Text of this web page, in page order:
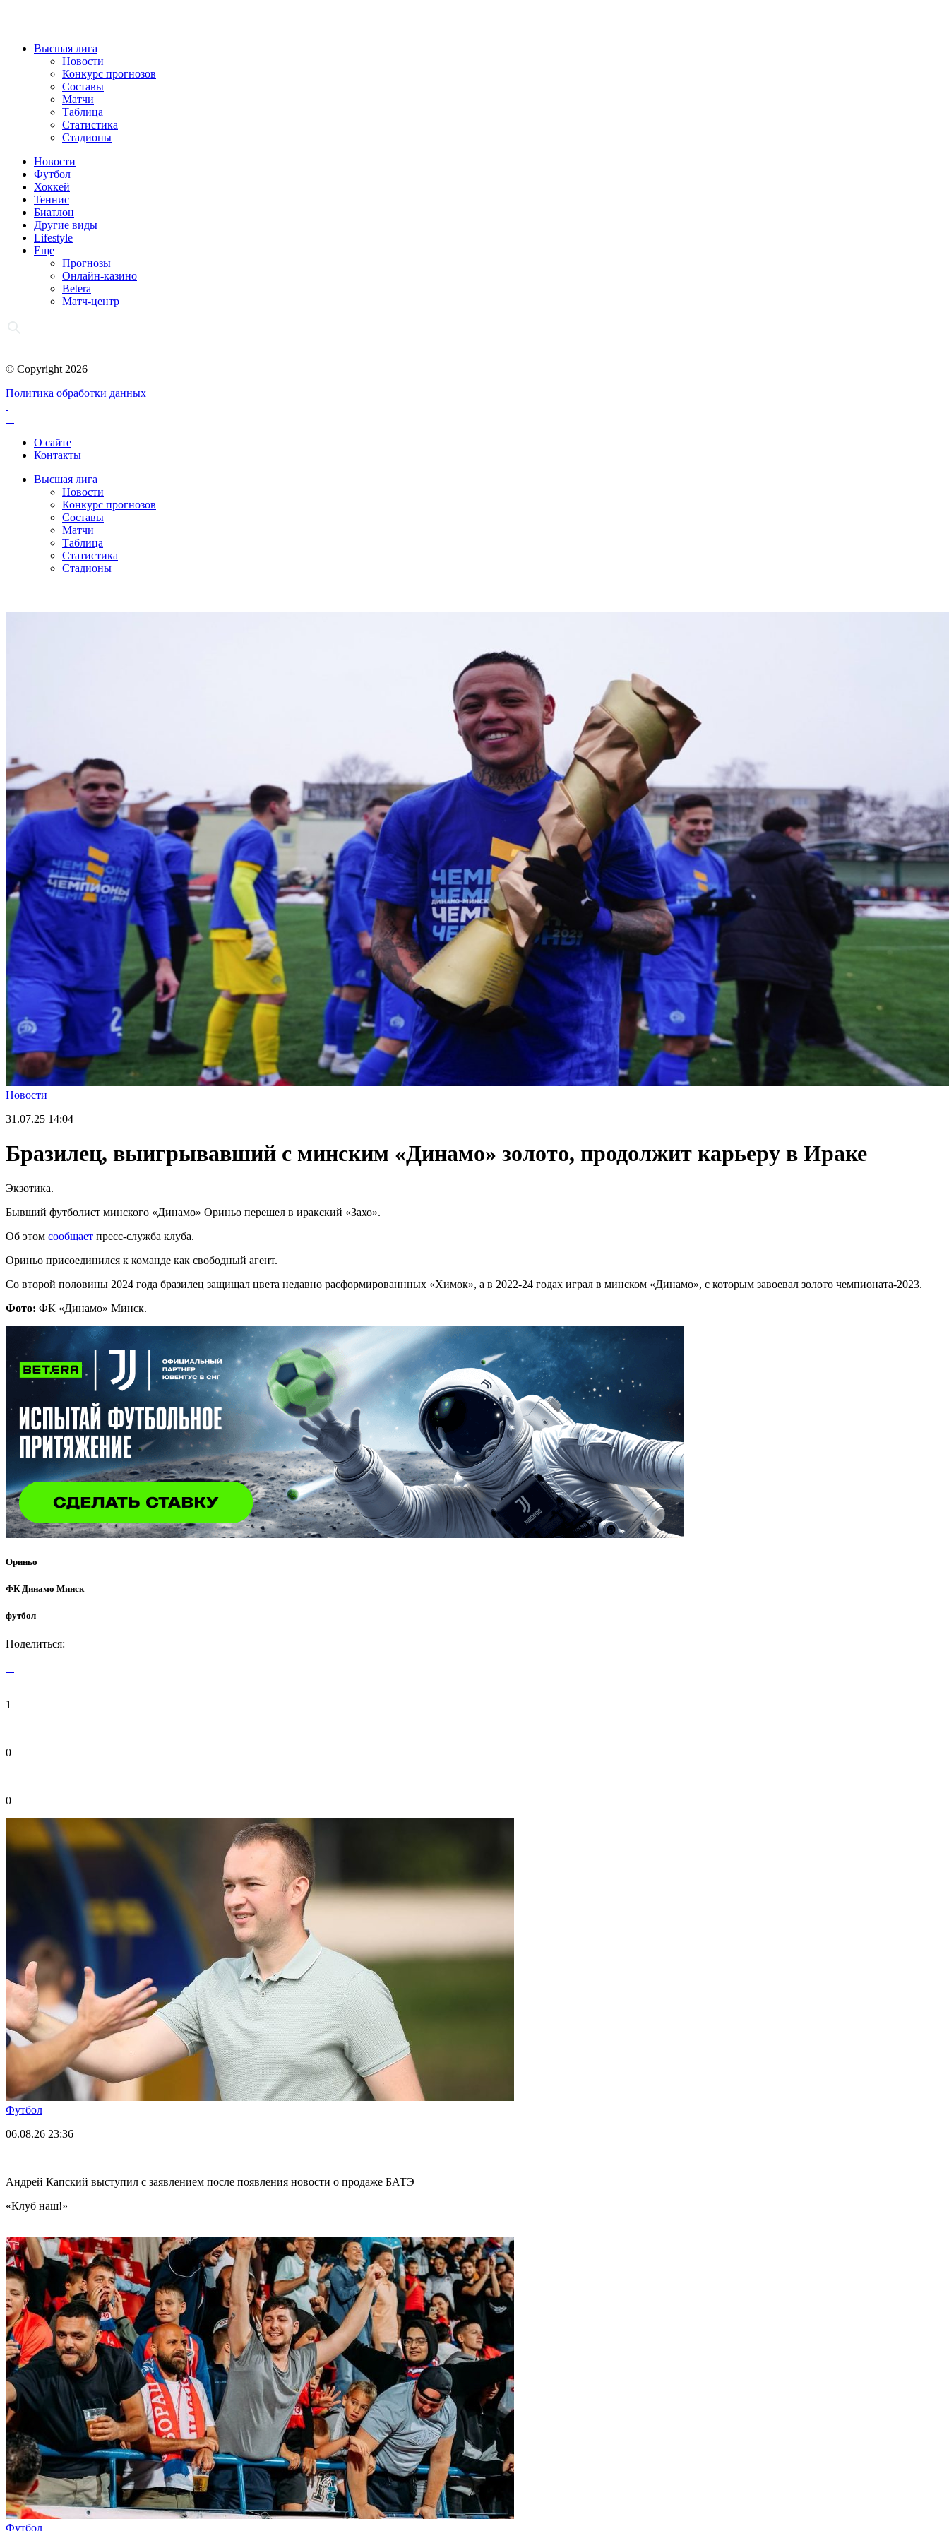
Высшая лига
Новости
Конкурс прогнозов
Составы
Матчи
Таблица
Статистика
Стадионы
Новости
Футбол
Хоккей
Теннис
Биатлон
Другие виды
Lifestyle
Еще
Прогнозы
Онлайн-казино
Betera
Матч-центр
© Copyright 2026
Политика обработки данных
О сайте
Контакты
Высшая лига
Новости
Конкурс прогнозов
Составы
Матчи
Таблица
Статистика
Стадионы
Новости
31.07.25 14:04
Бразилец, выигрывавший с минским «Динамо» золото, продолжит карьеру в Ираке
Экзотика.
Бывший футболист минского «Динамо» Ориньо перешел в иракский «Захо».
Об этом сообщает пресс-служба клуба.
Ориньо присоединился к команде как свободный агент.
Со второй половины 2024 года бразилец защищал цвета недавно расформированнных «Химок», а в 2022-24 годах играл в минском «Динамо», с которым завоевал золото чемпионата-2023.
Фото: ФК «Динамо» Минск.
Ориньо
ФК Динамо Минск
футбол
Поделиться:
1
0
0
Футбол
06.08.26 23:36
Андрей Капский выступил с заявлением после появления новости о продаже БАТЭ
«Клуб наш!»
Футбол